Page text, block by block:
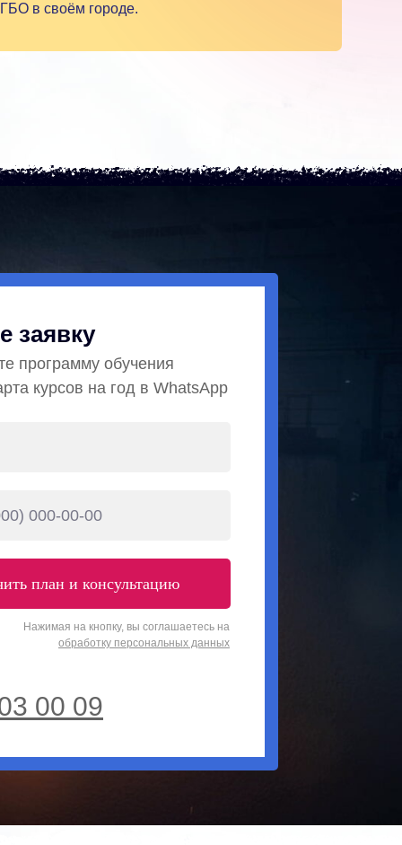
в своём городе.
заявку
программу обучения
курсов на год в WhatsApp
Нажимая на кнопку, вы соглашаетесь на
обработку персональных данных
00 09
план и консультацию